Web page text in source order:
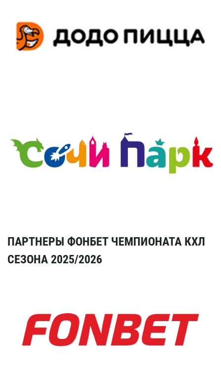
ПАРТНЕРЫ ФОНБЕТ ЧЕМПИОНАТА КХЛ
СЕЗОНА 2025/2026